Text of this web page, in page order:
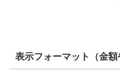
表示フォーマット（金額